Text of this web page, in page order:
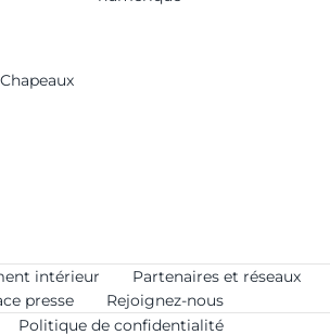
intérieur
Partenaires et réseaux
presse
Rejoignez-nous
Politique de confidentialité